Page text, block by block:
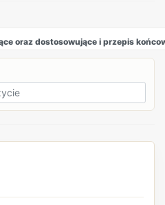
oraz dostosowujące i przepis